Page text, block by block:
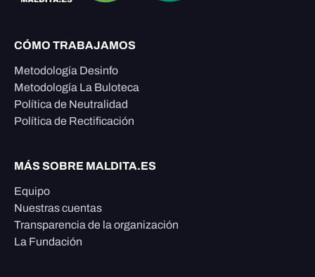
CÓMO TRABAJAMOS
Metodología Desinfo
Metodología La Buloteca
Política de Neutralidad
Política de Rectificación
MÁS SOBRE MALDITA.ES
Equipo
Nuestras cuentas
Transparencia de la organización
La Fundación